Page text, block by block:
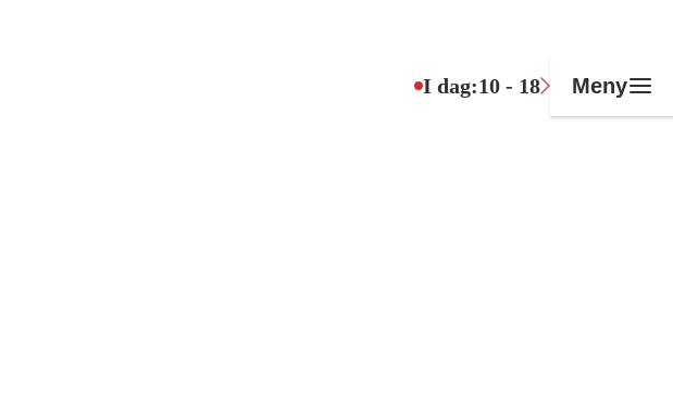
I dag:10 - 18 Meny